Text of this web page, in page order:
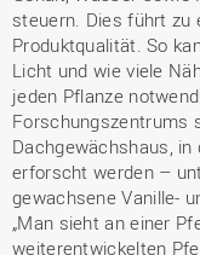
steuern. Dies führt zu
Produktqualität. So
Licht und wie viele
jeden Pflanze
Forschungszentrums
Dachgewächshaus,
erforscht werden –
gewachsene Vanille-
„Man sieht an einer
weiterentwickelten